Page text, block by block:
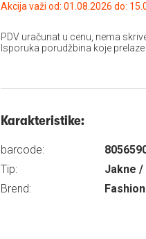
Akcija važi od:
PDV uračunat u cenu, nema
Isporuka porudžbina koje
Karakteristike:
barcode:
Tip:
Jakne
Brend: